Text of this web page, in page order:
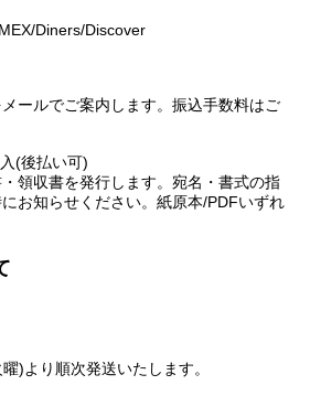
Diners/Discover
ールでご案内します。振込手数料はご
(後払い可)
領収書を発行します。宛名・書式の指
お知らせください。紙原本/PDFいずれ
)より順次発送いたします。